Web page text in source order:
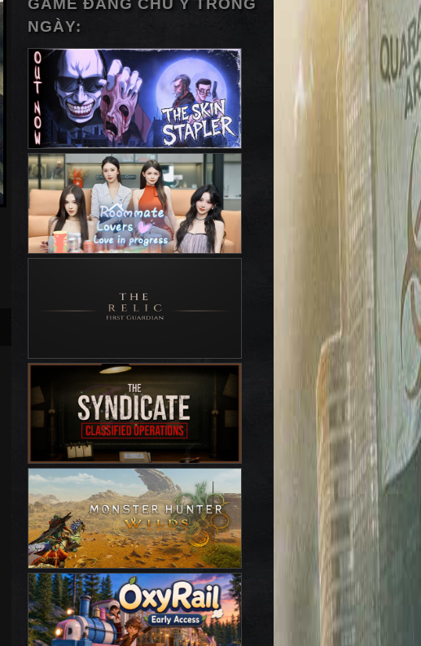
GAME ĐÁNG CHÚ Ý TRONG
NGÀY: